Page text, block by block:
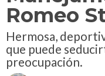
Romeo
Hermosa,
que puede
preocupación.